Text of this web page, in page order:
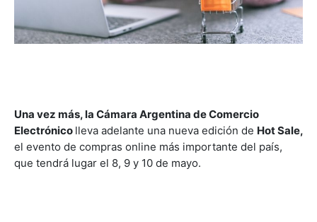
Una vez más, la Cámara Argentina de Comercio
Electrónico lleva adelante una nueva edición de Hot Sale,
el evento de compras online más importante del país,
que tendrá lugar el 8, 9 y 10 de mayo.